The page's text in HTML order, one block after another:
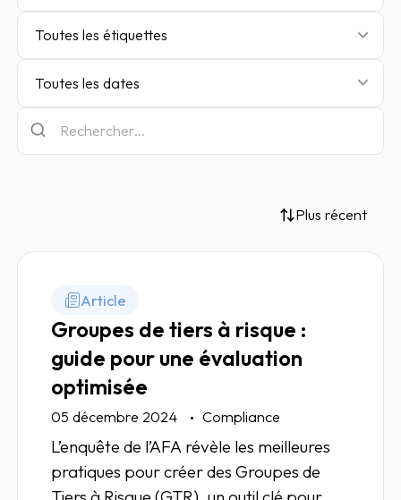
Toutes les étiquettes
Toutes les dates
Plus récent
Article
Groupes de tiers à risque :
guide pour une évaluation
optimisée
05 décembre 2024 Compliance
L’enquête de l’AFA révèle les meilleures
pratiques pour créer des Groupes de